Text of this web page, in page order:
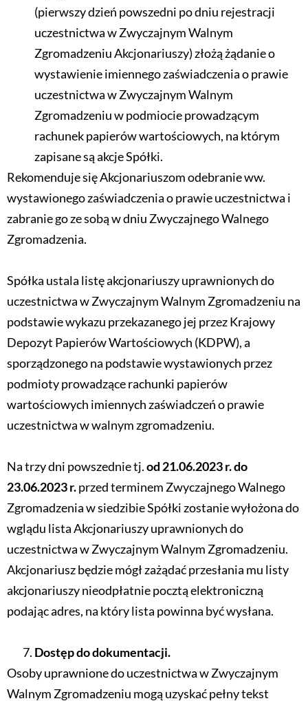
(pierwszy dzień powszedni po dniu rejestracji
uczestnictwa w Zwyczajnym Walnym
Zgromadzeniu Akcjonariuszy) złożą żądanie o
wystawienie imiennego zaświadczenia o prawie
uczestnictwa w Zwyczajnym Walnym
Zgromadzeniu w podmiocie prowadzącym
rachunek papierów wartościowych, na którym
zapisane są akcje Spółki.
Rekomenduje się Akcjonariuszom odebranie ww.
wystawionego zaświadczenia o prawie uczestnictwa i
zabranie go ze sobą w dniu Zwyczajnego Walnego
Zgromadzenia.
Spółka ustala listę akcjonariuszy uprawnionych do
uczestnictwa w Zwyczajnym Walnym Zgromadzeniu na
podstawie wykazu przekazanego jej przez Krajowy
Depozyt Papierów Wartościowych (KDPW), a
sporządzonego na podstawie wystawionych przez
podmioty prowadzące rachunki papierów
wartościowych imiennych zaświadczeń o prawie
uczestnictwa w walnym zgromadzeniu.
Na trzy dni powszednie tj.od 21.06.2023 r. do
23.06.2023 r.przed terminem Zwyczajnego Walnego
Zgromadzenia w siedzibie Spółki zostanie wyłożona do
wglądu lista Akcjonariuszy uprawnionych do
uczestnictwa w Zwyczajnym Walnym Zgromadzeniu.
Akcjonariusz będzie mógł zażądać przesłania mu listy
akcjonariuszy nieodpłatnie pocztą elektroniczną
podając adres, na który lista powinna być wysłana.
Dostęp do dokumentacji.
Osoby uprawnione do uczestnictwa w Zwyczajnym
Walnym Zgromadzeniu mogą uzyskać pełny tekst